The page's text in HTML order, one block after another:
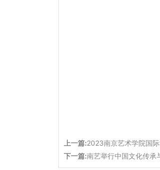
上一篇:2023南京艺术学院国
下一篇:南艺举行中国文化传承